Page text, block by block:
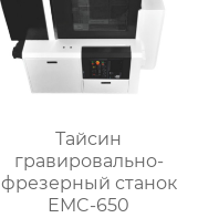
Тайсин
гравировально-
фрезерный станок
EMC-650